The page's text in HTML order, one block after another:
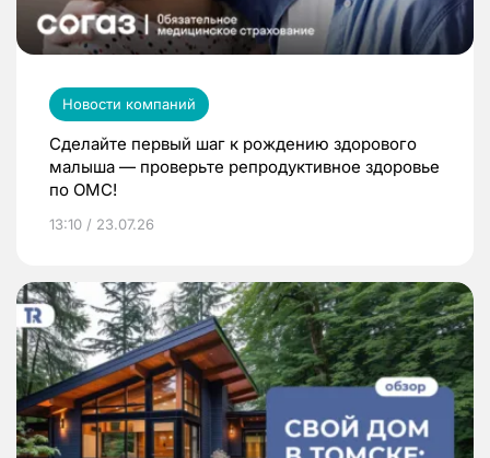
Новости компаний
Сделайте первый шаг к рождению здорового
малыша — проверьте репродуктивное здоровье
по ОМС!
13:10 / 23.07.26